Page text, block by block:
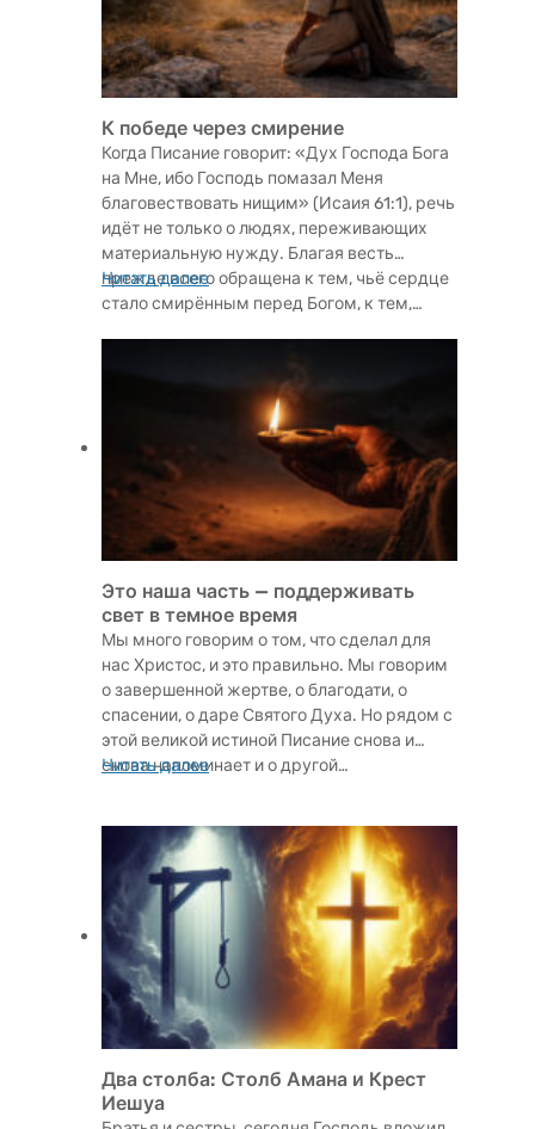
К победе через смирение
Когда Писание говорит: «Дух Господа Бога
на Мне, ибо Господь помазал Меня
благовествовать нищим» (Исаия 61:1), речь
идёт не только о людях, переживающих
материальную нужду. Благая весть
прежде всего обращена к тем, чьё сердце
стало смирённым перед Богом, к тем,…
Читать далее
Это наша часть — поддерживать
свет в темное время
Мы много говорим о том, что сделал для
нас Христос, и это правильно. Мы говорим
о завершенной жертве, о благодати, о
спасении, о даре Святого Духа. Но рядом с
этой великой истиной Писание снова и
снова напоминает и о другой…
Читать далее
Два столба: Столб Амана и Крест
Иешуа